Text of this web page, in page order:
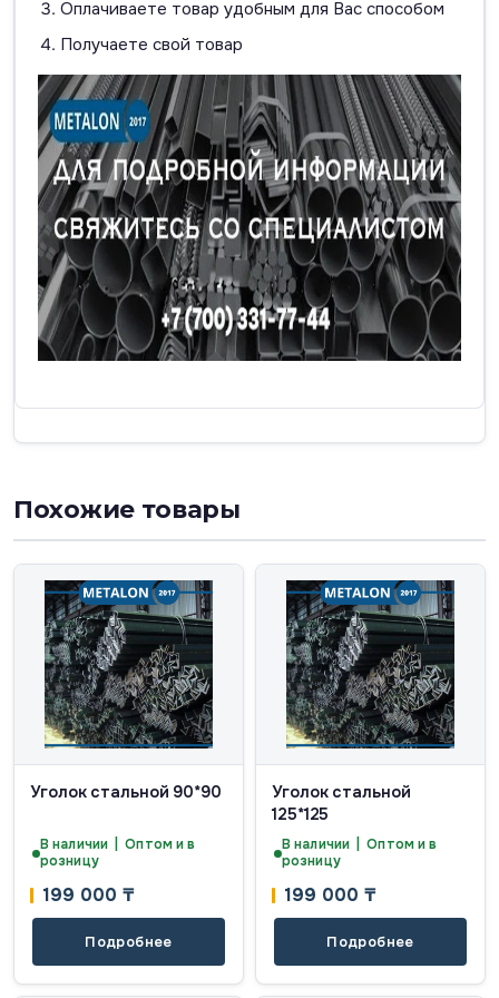
Оплачиваете товар удобным для Вас способом
Получаете свой товар
Похожие товары
Уголок стальной 90*90
В наличии | Оптом и в
розницу
199 000 ₸
Подробнее
Уголок стальной
125*125
В наличии | Оптом и в
розницу
199 000 ₸
Подробнее